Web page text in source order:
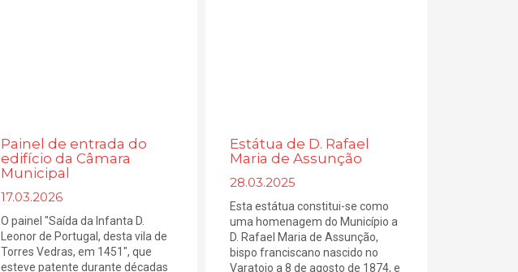
Painel de entrada do
edifício da Câmara
Municipal
17.03.2026
O painel "Saída da Infanta D.
Leonor de Portugal, desta vila de
Torres Vedras, em 1451", que
esteve patente durante décadas
Estátua de D. Rafael
Maria de Assunção
28.03.2025
Esta estátua constitui-se como
uma homenagem do Município a
D. Rafael Maria de Assunção,
bispo franciscano nascido no
Varatojo a 8 de agosto de 1874, e